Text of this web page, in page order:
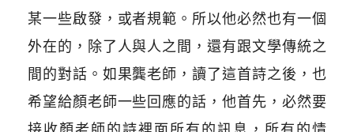
某一些啟發，或者規範。所以他必然也有一個
外在的，除了人與人之間，還有跟文學傳統之
間的對話。如果龔老師，讀了這首詩之後，也
希望給顏老師一些回應的話，他首先，必然要